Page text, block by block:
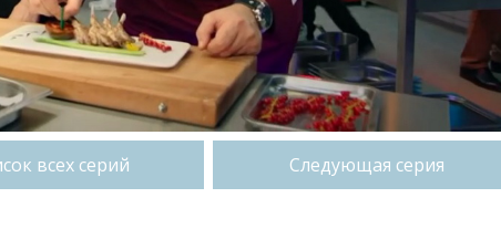
всех серий Следующая серия